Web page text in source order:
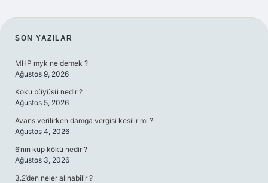
SIDEBAR
SON YAZILAR
MHP myk ne demek ?
Ağustos 9, 2026
Koku büyüsü nedir ?
Ağustos 5, 2026
Avans verilirken damga vergisi kesilir mi ?
Ağustos 4, 2026
6’nın küp kökü nedir ?
Ağustos 3, 2026
3.2’den neler alınabilir ?